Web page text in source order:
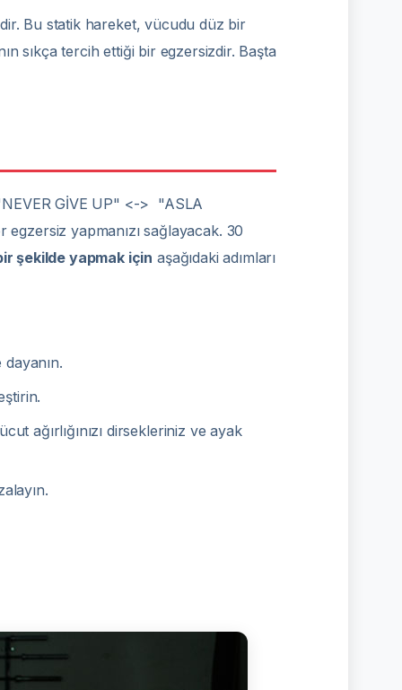
Bu statik hareket, vücudu düz bir
sıkça tercih ettiği bir egzersizdir. Başta
GİVE UP" <-> "ASLA
yapmanızı sağlayacak. 30
şekilde yapmak için aşağıdaki adımları
ağırlığınızı dirsekleriniz ve ayak